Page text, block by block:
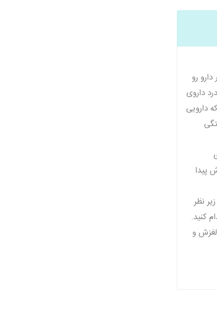
رو
داروی
دارويی
پیدا
نظر
كنيد.
لغزش و